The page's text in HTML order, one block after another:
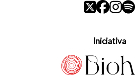
Iniciativa